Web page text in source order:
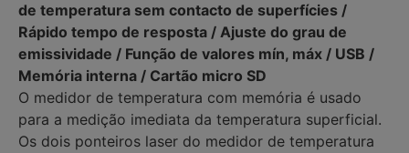
de temperatura sem contacto de superfícies /
Rápido tempo de resposta / Ajuste do grau de
emissividade / Função de valores mín, máx / USB /
Memória interna / Cartão micro SD
O medidor de temperatura com memória é usado
para a medição imediata da temperatura superficial.
Os dois ponteiros laser do medidor de temperatura